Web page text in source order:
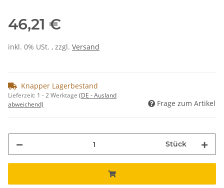
46,21 €
inkl. 0% USt. , zzgl. Versand
Knapper Lagerbestand
Lieferzeit: 1 - 2 Werktage (DE - Ausland
abweichend)
Frage zum Artikel
Stück